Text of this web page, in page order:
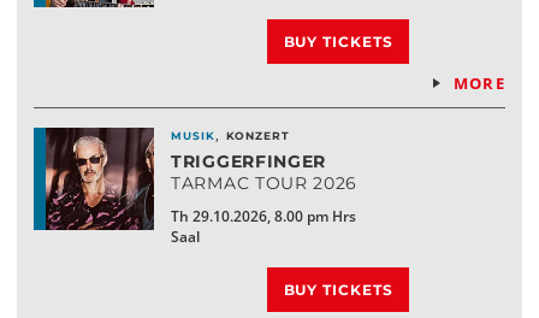
MORE
BUY TICKETS
MUSIK, KONZERT
TRIGGERFINGER
TARMAC TOUR 2026
Th 29.10.2026, 8.00 pm Hrs
Saal
BUY TICKETS